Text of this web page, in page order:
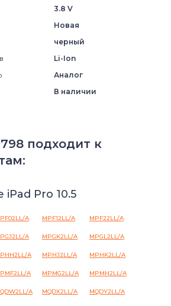
3.8 V
Новая
черный
Li-Ion
Аналог
В наличии
подходит к
iPad Pro 10.5
A MPF12LL/A MPF22LL/A
A MPGK2LL/A MPGL2LL/A
A MPHJ2LL/A MPHK2LL/A
A MPMG2LL/A MPMH2LL/A
A MQDX2LL/A MQDY2LL/A